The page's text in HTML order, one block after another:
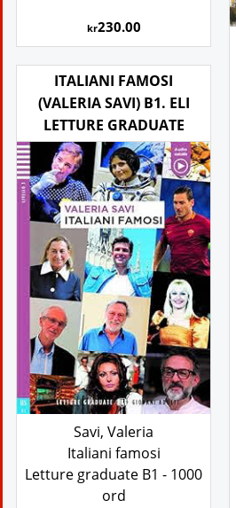
kr230.00
ITALIANI FAMOSI
(VALERIA SAVI) B1. ELI
LETTURE GRADUATE
Savi, Valeria
Italiani famosi
Letture graduate B1 - 1000
ord